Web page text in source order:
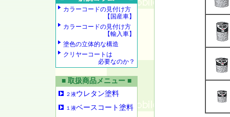
カラーコードの見付け方
【国産車】
カラーコードの見付け方
【輸入車】
塗色の立体的な構造
クリヤーコートは
必要なのか？
■ 取扱商品メニュー ■
２液ウレタン塗料
１液ベースコート塗料